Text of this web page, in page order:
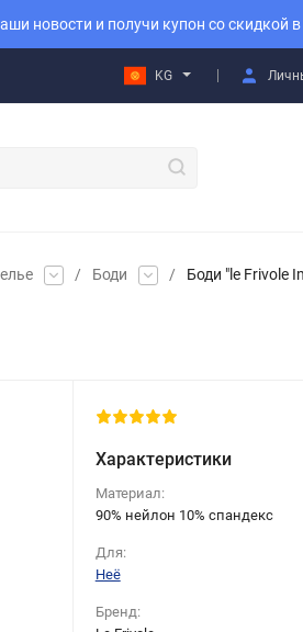
новости и получи купон со скидкой
KG
/ Боди / Боди "le Frivole
Характеристики
Материал:
90% нейлон 10% спандекс
Для:
Неё
Бренд: